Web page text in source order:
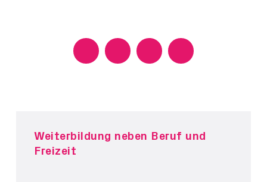
Weiterbildung neben Beruf und
Freizeit